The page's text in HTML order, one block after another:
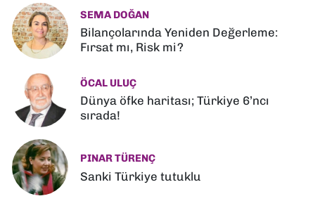
SEMA DOĞAN
Bilançolarında Yeniden Değerleme:
Fırsat mı, Risk mi?
ÖCAL ULUÇ
Dünya öfke haritası; Türkiye 6’ncı
sırada!
PINAR TÜRENÇ
Sanki Türkiye tutuklu